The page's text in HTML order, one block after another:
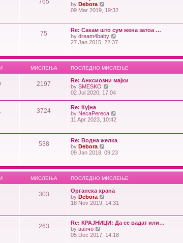
e
o
s
t
765
by Debora
i
w
t
h
e
l
t
s
p
o
s
t
09 Mar 2019, 19:32
75
Re: Сакам што сум жена затоа …
by dream4baby
i
t
h
l
a
s
t
27 Jan 2015, 22:37
МИСЛЕЊА ПОСЛЕДНО МИСЛЕЊЕ
2197
Re: Анксиозни мајки
by SMESKO
i
h
e
a
t
s
p
o
s
t
02 Jul 2020, 17:04
3724
Re: Кујна
by NecaPereca
h
e
l
t
e
s
t
s
11 Apr 2023, 10:42
538
Re: Водна желка
by Debora
i
t
h
l
a
t
e
p
s
09 Jan 2018, 09:23
МИСЛЕЊА ПОСЛЕДНО МИСЛЕЊЕ
303
Органска храна
by Debora
i
w
t
h
e
l
18 Nov 2019, 14:31
263
Re: КРАЈНИЦИ: Да се вадат или…
by ванчо
i
05 Dec 2017, 14:18